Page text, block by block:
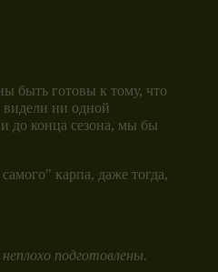
быть готовы к тому, что
видели ни одной
до конца сезона, мы бы
карпа, даже тогда,
подготовлены.